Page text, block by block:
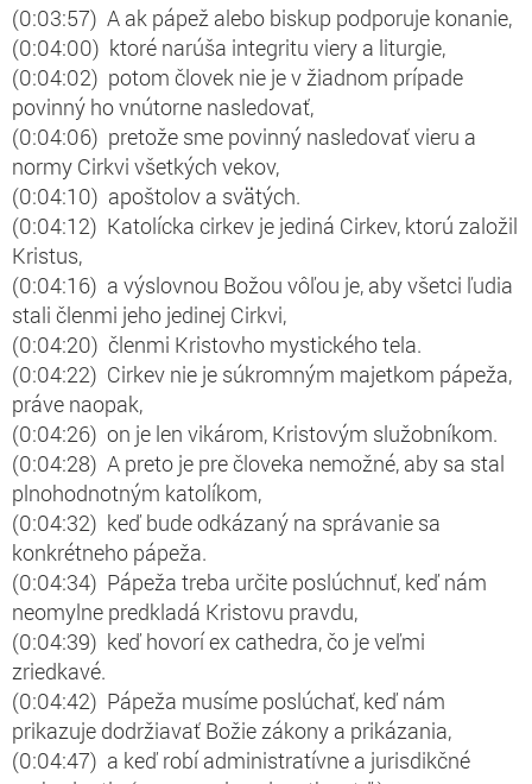
(0:03:57) A ak pápež alebo biskup podporuje konanie,
(0:04:00) ktoré narúša integritu viery a liturgie,
(0:04:02) potom človek nie je v žiadnom prípade
povinný ho vnútorne nasledovať,
(0:04:06) pretože sme povinný nasledovať vieru a
normy Cirkvi všetkých vekov,
(0:04:10) apoštolov a svätých.
(0:04:12) Katolícka cirkev je jediná Cirkev, ktorú založil
Kristus,
(0:04:16) a výslovnou Božou vôľou je, aby všetci ľudia
stali členmi jeho jedinej Cirkvi,
(0:04:20) členmi Kristovho mystického tela.
(0:04:22) Cirkev nie je súkromným majetkom pápeža,
práve naopak,
(0:04:26) on je len vikárom, Kristovým služobníkom.
(0:04:28) A preto je pre človeka nemožné, aby sa stal
plnohodnotným katolíkom,
(0:04:32) keď bude odkázaný na správanie sa
konkrétneho pápeža.
(0:04:34) Pápeža treba určite poslúchnuť, keď nám
neomylne predkladá Kristovu pravdu,
(0:04:39) keď hovorí ex cathedra, čo je veľmi
zriedkavé.
(0:04:42) Pápeža musíme poslúchať, keď nám
prikazuje dodržiavať Božie zákony a prikázania,
(0:04:47) a keď robí administratívne a jurisdikčné